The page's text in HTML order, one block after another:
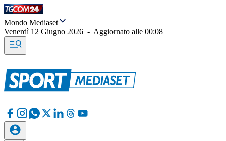
Mondo Mediaset
Venerdì 12 Giugno 2026 - Aggiornato alle 00:08